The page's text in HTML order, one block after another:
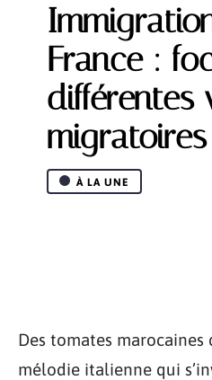
France :
différentes
migratoires
À LA UNE
Des tomates marocaines
mélodie italienne qui